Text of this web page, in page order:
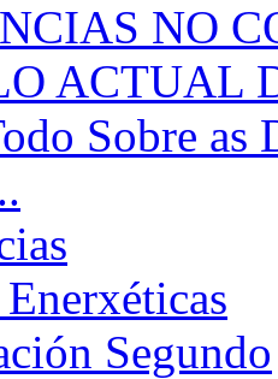
NO
ACTUAL
Sobre as
Segundo